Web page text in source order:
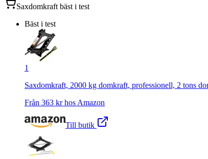
Saxdomkraft bäst i test
Bäst i test
1
Saxdomkraft, 2000 kg domkraft, professionell, 2 tons
Från 363 kr hos Amazon
Till butik